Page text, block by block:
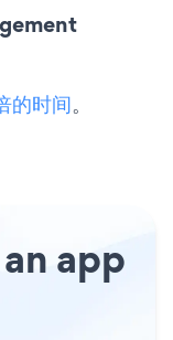
的时间。
app